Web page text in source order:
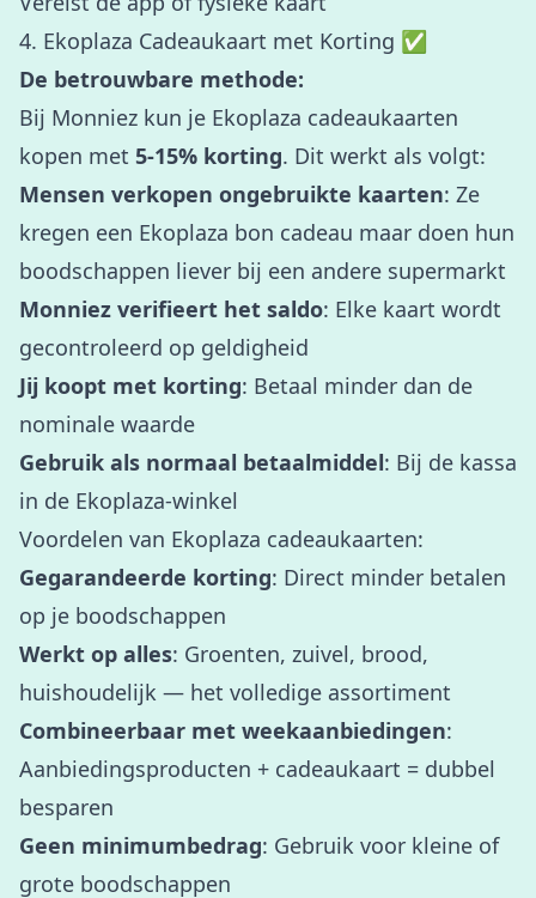
4. Ekoplaza Cadeaukaart met Korting ✅
De betrouwbare methode:
Bij Monniez kun je Ekoplaza cadeaukaarten
kopen met 5-15% korting. Dit werkt als volgt:
Mensen verkopen ongebruikte kaarten: Ze
kregen een Ekoplaza bon cadeau maar doen hun
boodschappen liever bij een andere supermarkt
Monniez verifieert het saldo: Elke kaart wordt
gecontroleerd op geldigheid
Jij koopt met korting: Betaal minder dan de
nominale waarde
Gebruik als normaal betaalmiddel: Bij de kassa
in de Ekoplaza-winkel
Voordelen van Ekoplaza cadeaukaarten:
Gegarandeerde korting: Direct minder betalen
op je boodschappen
Werkt op alles: Groenten, zuivel, brood,
huishoudelijk — het volledige assortiment
Combineerbaar met weekaanbiedingen:
Aanbiedingsproducten + cadeaukaart = dubbel
besparen
Geen minimumbedrag: Gebruik voor kleine of
grote boodschappen